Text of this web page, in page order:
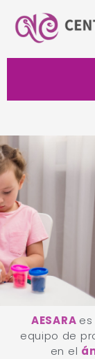
14 AÑOS
AESARA
equipo de
en el